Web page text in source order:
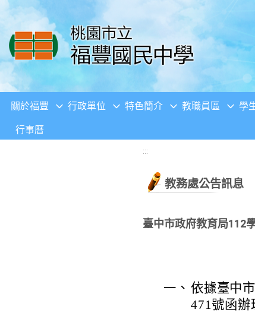
移至網頁之主要內容區位置
關於福豐 行政單位 特色簡介 教職員區 學
行事曆
:::
教務處公告訊息
臺中市政府教育局112
一、 依據臺中
471號函辦